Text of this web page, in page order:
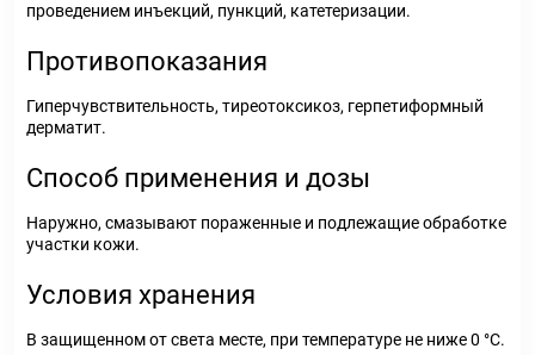
проведением инъекций, пункций, катетеризации.
Противопоказания
Гиперчувствительность, тиреотоксикоз, герпетиформный
дерматит.
Способ применения и дозы
Наружно, смазывают пораженные и подлежащие обработке
участки кожи.
Условия хранения
В защищенном от света месте, при температуре не ниже 0 °С.